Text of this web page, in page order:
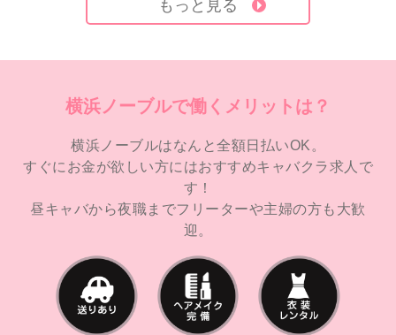
もっと見る
横浜ノーブルで働くメリットは？
横浜ノーブルはなんと全額日払いOK。
すぐにお金が欲しい方にはおすすめキャバクラ求人で
す！
昼キャバから夜職までフリーターや主婦の方も大歓
迎。